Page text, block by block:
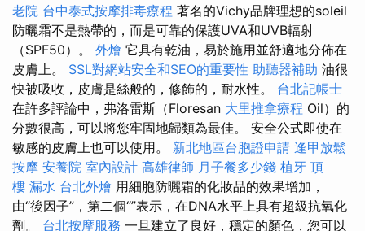
老院 台中泰式按摩排毒療程 著名的Vichy品牌理想的soleil
防曬霜不是熱帶的，而是可靠的保護UVA和UVB輻射
（SPF50）。 外燴 它具有乾油，易於施用並舒適地分佈在
皮膚上。 SSL對網站安全和SEO的重要性 助聽器補助 油很
快被吸收，皮膚是絲般的，修飾的，耐水性。 台北記帳士
在許多評論中，弗洛雷斯（Floresan 大里推拿療程 Oil）的
分數很高，可以將您牢固地歸類為最佳。 安全公式即使在
敏感的皮膚上也可以使用。 新北地區台胞證申請 逢甲放鬆
按摩 安養院 室內設計 高雄律師 月子餐多少錢 植牙 頂
樓 漏水 台北外燴 用細胞防曬霜的化妝品的效果增加，
由“後因子”，第二個“”表示，在DNA水平上具有超級抗氧化
劑。 台北按摩服務 一旦建立了良好，穩定的顏色，您可以